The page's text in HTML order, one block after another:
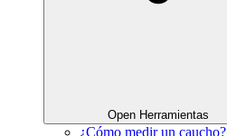
Open Herramientas
¿Cómo medir un caucho?